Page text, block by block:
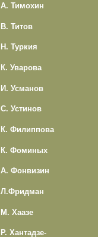
А. Тимохин
В. Титов
Н. Туркия
К. Уварова
И. Усманов
С. Устинов
К. Филиппова
К. Фоминых
А. Фонвизин
Л.Фридман
М. Хаазе
Р. Хантадзе-